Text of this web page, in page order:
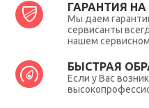
ГАРАНТИЯ
Мы даем
сервисанты
нашем
БЫСТРАЯ
Если у Вас